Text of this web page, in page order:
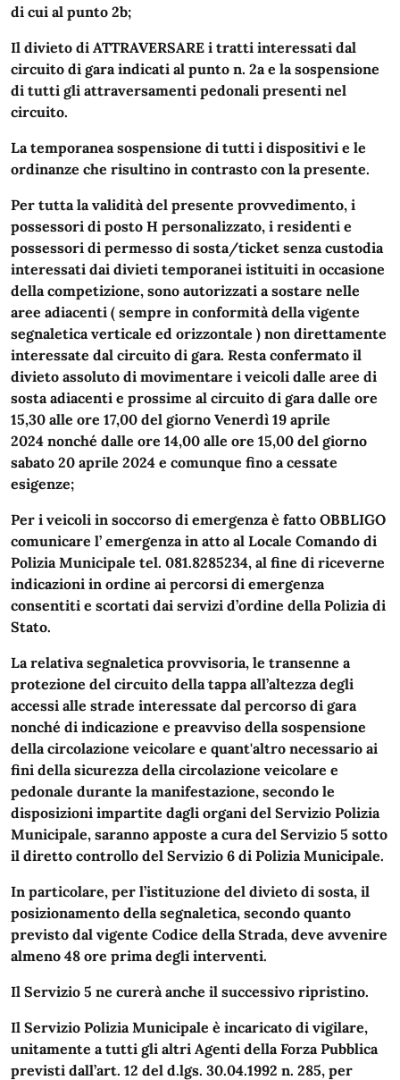
di cui al punto 2b;
Il divieto di ATTRAVERSARE i tratti interessati dal
circuito di gara indicati al punto n. 2a e la sospensione
di tutti gli attraversamenti pedonali presenti nel
circuito.
La temporanea sospensione di tutti i dispositivi e le
ordinanze che risultino in contrasto con la presente.
Per tutta la validità del presente provvedimento, i
possessori di posto H personalizzato, i residenti e
possessori di permesso di sosta/ticket senza custodia
interessati dai divieti temporanei istituiti in occasione
della competizione, sono autorizzati a sostare nelle
aree adiacenti ( sempre in conformità della vigente
segnaletica verticale ed orizzontale ) non direttamente
interessate dal circuito di gara. Resta confermato il
divieto assoluto di movimentare i veicoli dalle aree di
sosta adiacenti e prossime al circuito di gara dalle ore
15,30 alle ore 17,00 del giorno Venerdì 19 aprile
2024 nonché dalle ore 14,00 alle ore 15,00 del giorno
sabato 20 aprile 2024 e comunque fino a cessate
esigenze;
Per i veicoli in soccorso di emergenza è fatto OBBLIGO
comunicare l’ emergenza in atto al Locale Comando di
Polizia Municipale tel. 081.8285234, al fine di riceverne
indicazioni in ordine ai percorsi di emergenza
consentiti e scortati dai servizi d’ordine della Polizia di
Stato.
La relativa segnaletica provvisoria, le transenne a
protezione del circuito della tappa all’altezza degli
accessi alle strade interessate dal percorso di gara
nonché di indicazione e preavviso della sospensione
della circolazione veicolare e quant'altro necessario ai
fini della sicurezza della circolazione veicolare e
pedonale durante la manifestazione, secondo le
disposizioni impartite dagli organi del Servizio Polizia
Municipale, saranno apposte a cura del Servizio 5 sotto
il diretto controllo del Servizio 6 di Polizia Municipale.
In particolare, per l’istituzione del divieto di sosta, il
posizionamento della segnaletica, secondo quanto
previsto dal vigente Codice della Strada, deve avvenire
almeno 48 ore prima degli interventi.
Il Servizio 5 ne curerà anche il successivo ripristino.
Il Servizio Polizia Municipale è incaricato di vigilare,
unitamente a tutti gli altri Agenti della Forza Pubblica
previsti dall’art. 12 del d.lgs. 30.04.1992 n. 285, per